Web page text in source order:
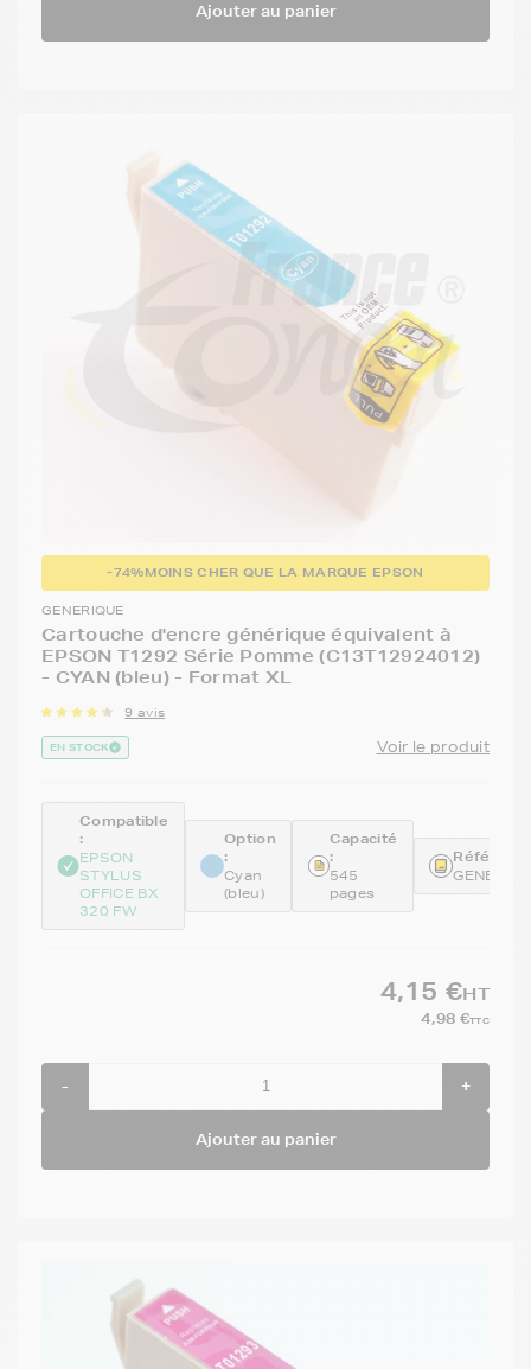
Ajouter au panier
-74%MOINS CHER QUE LA MARQUE EPSON
GENERIQUE
Cartouche d'encre générique équivalent à
EPSON T1292 Série Pomme (C13T12924012)
- CYAN (bleu) - Format XL
9 avis
EN STOCK Voir le produit
Compatible
:
EPSON
STYLUS
OFFICE BX
320 FW
Option
:
Cyan
(bleu)
Capacité
:
545
pages
4,15 €HT
4,98 €TTC
- +
Ajouter au panier